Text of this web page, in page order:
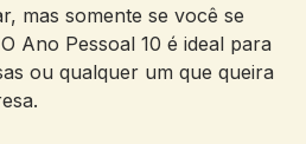
mas somente se você se
Ano Pessoal 10 é ideal para
ou qualquer um que queira